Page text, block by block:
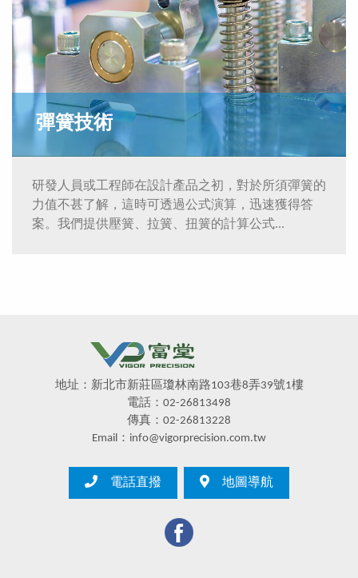
彈簧技術
研發人員或工程師在設計產品之初，對於所須彈簧的
力值不甚了解，這時可透過公式演算，迅速獲得答
案。我們提供壓簧、拉簧、扭簧的計算公式...
地址：新北市新莊區瓊林南路103巷8弄39號1樓
電話：02-26813498
傳真：02-26813228
Email：info@vigorprecision.com.tw
電話直撥 地圖導航